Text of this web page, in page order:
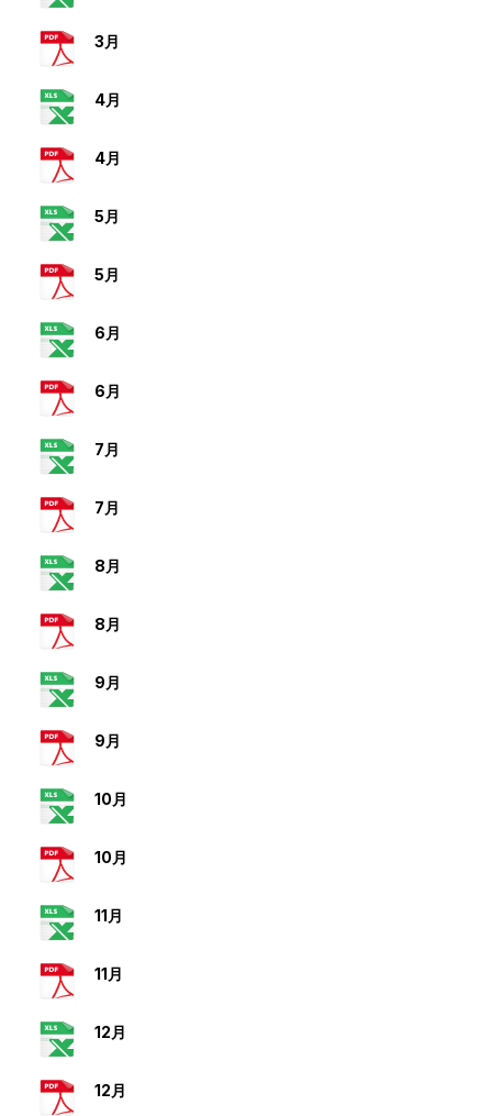
3月
4月
4月
5月
5月
6月
6月
7月
7月
8月
8月
9月
9月
10月
10月
11月
11月
12月
12月